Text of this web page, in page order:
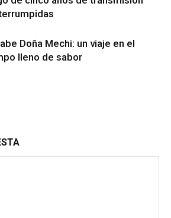
Doña Mechi: un viaje en el
lleno de sabor